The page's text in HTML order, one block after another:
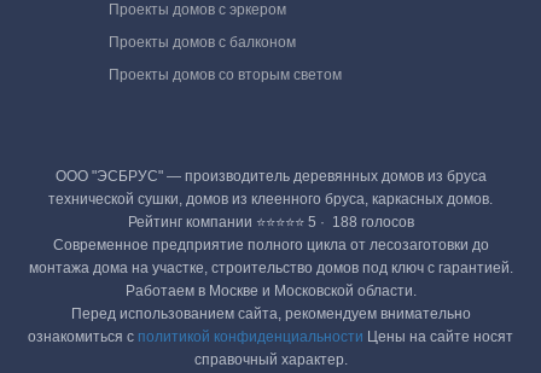
Проекты домов с эркером
Проекты домов с балконом
Проекты домов со вторым светом
ООО "ЭСБРУС" — производитель деревянных домов из бруса
технической сушки, домов из клеенного бруса, каркасных домов.
Рейтинг компании ⭐⭐⭐⭐⭐ 5 · ‎ 188 голосов
Современное предприятие полного цикла от лесозаготовки до
монтажа дома на участке, строительство домов под ключ с гарантией.
Работаем в Москве и Московской области.
Перед использованием сайта, рекомендуем внимательно
ознакомиться с политикой конфиденциальности Цены на сайте носят
справочный характер.